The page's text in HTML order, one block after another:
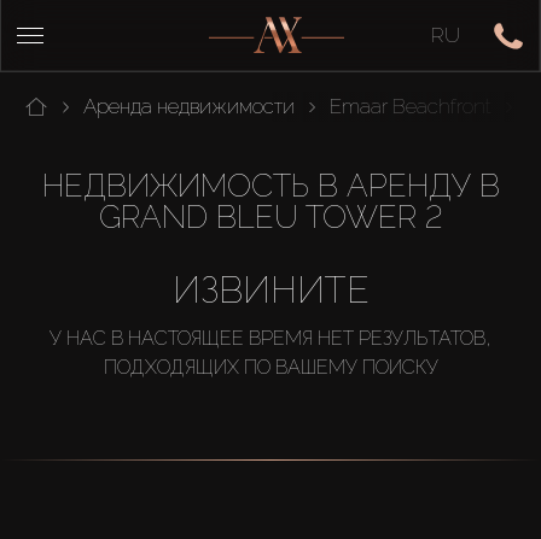
RU
Аренда недвижимости Emaar Beachfront
НЕДВИЖИМОСТЬ В АРЕНДУ В
GRAND BLEU TOWER 2
ИЗВИНИТЕ
У НАС В НАСТОЯЩЕЕ ВРЕМЯ НЕТ РЕЗУЛЬТАТОВ,
ПОДХОДЯЩИХ ПО ВАШЕМУ ПОИСКУ